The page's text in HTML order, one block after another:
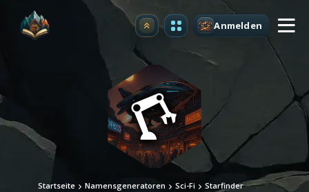
Upgrade Anmelden
Startseite Namensgeneratoren Sci-Fi Starfinder